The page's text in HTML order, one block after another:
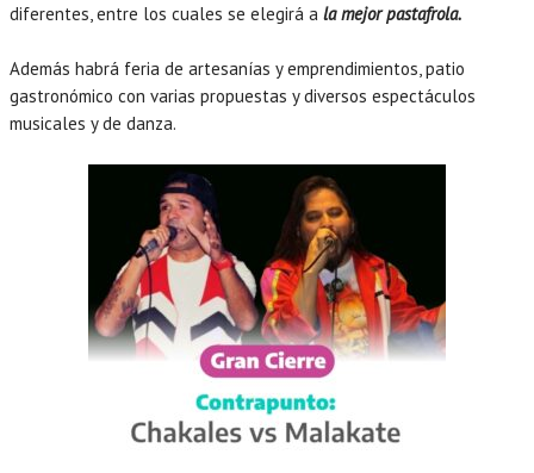
diferentes, entre los cuales se elegirá a la mejor pastafrola.
Además habrá feria de artesanías y emprendimientos, patio
gastronómico con varias propuestas y diversos espectáculos
musicales y de danza.